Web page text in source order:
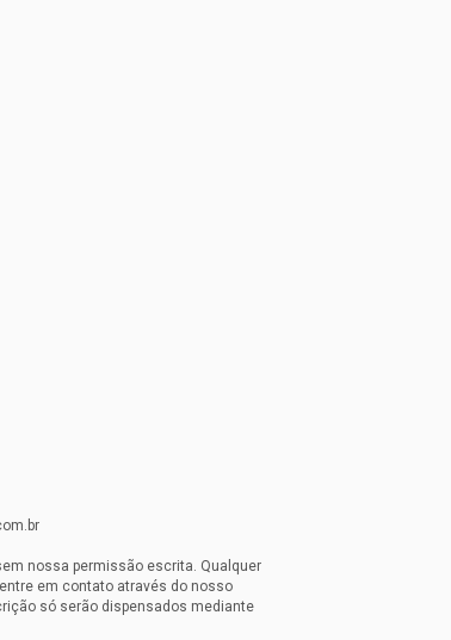
nossa permissão escrita. Qualquer
em contato através do nosso
só serão dispensados mediante